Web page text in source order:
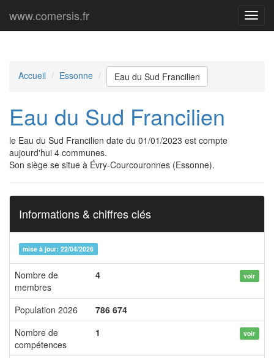
Menu
www.comersis.fr
Accueil Essonne Eau du Sud Francilien
Eau du Sud Francilien
le Eau du Sud Francilien date du 01/01/2023 est compte
aujourd'hui 4 communes.
Son siège se situe à Évry-Courcouronnes (Essonne).
Informations & chiffres clés
mise à jour: 22/04/2026
Nombre de
membres
4 voir
Population 2026
786 674
Nombre de
compétences
1 voir